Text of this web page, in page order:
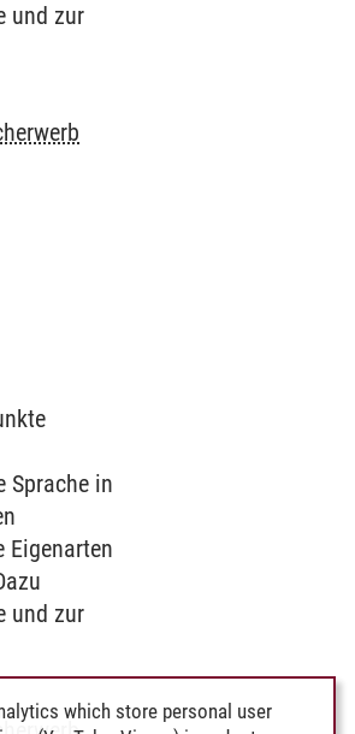
und zur
Sprache in
Eigenarten
und zur
which store personal user